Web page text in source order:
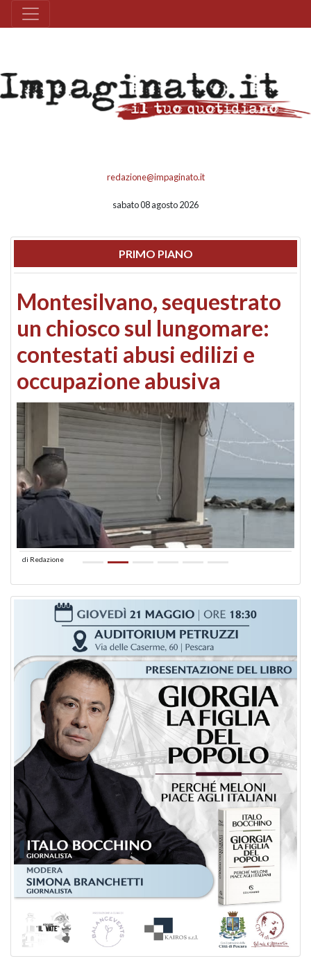
redazione@impaginato.it
sabato 08 agosto 2026
PRIMO PIANO
Montesilvano, sequestrato
un chiosco sul lungomare:
contestati abusi edilizi e
occupazione abusiva
di Redazione